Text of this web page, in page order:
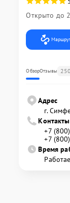
Открыто до
ОбзорОтзывы 250
Адрес
г.
Контакты
+7
+7
Время